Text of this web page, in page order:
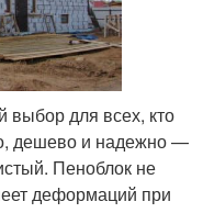
для всех, кто
дешево и надежно —
Пеноблок не
деформаций при